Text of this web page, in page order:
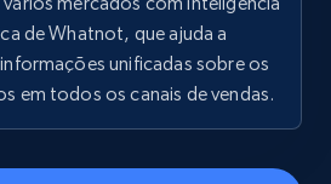
Comece agora
de Whatnot, que ajuda a
unificadas sobre os
em todos os canais de vendas.